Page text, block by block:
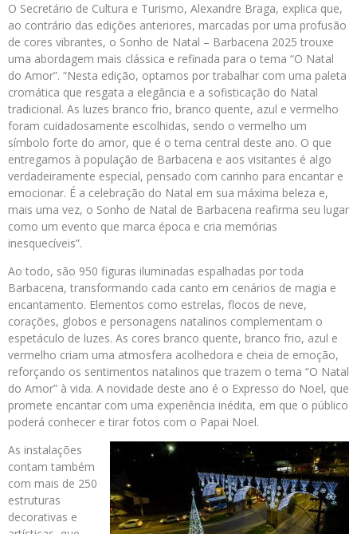
O Secretário de Cultura e Turismo, Alexandre Braga, explica que,
ao contrário das edições anteriores, marcadas por uma profusão
de cores vibrantes, o Sonho de Natal – Barbacena 2025 trouxe
uma abordagem mais clássica e refinada para o tema “O Natal
do Amor”. “Nesta edição, optamos por trabalhar com uma paleta
cromática que resgata a elegância e a sofisticação do Natal
tradicional. As luzes branco frio, branco quente, azul e vermelho
foram cuidadosamente escolhidas, sendo o vermelho um
símbolo forte do amor, que é o tema central deste ano. O que
entregamos à população de Barbacena e aos visitantes é algo
verdadeiramente especial, pensado com carinho para encantar e
emocionar. É a celebração do Natal em sua máxima beleza e,
mais uma vez, o Sonho de Natal de Barbacena reafirma seu lugar
como um evento que marca época e cria memórias
inesquecíveis”.
Ao todo, são 950 figuras iluminadas espalhadas por toda
Barbacena, transformando cada canto em cenários de magia e
encantamento. Elementos como estrelas, flocos de neve,
corações, globos e personagens natalinos complementam o
espetáculo de luzes. As cores branco quente, branco frio, azul e
vermelho criam uma atmosfera acolhedora e cheia de emoção,
reforçando os sentimentos natalinos que trazem o tema “O Natal
do Amor” à vida. A novidade deste ano é o Expresso do Noel, que
promete encantar com uma experiência inédita, em que o público
poderá conhecer e tirar fotos com o Papai Noel.
As instalações
contam também
com mais de 250
estruturas
decorativas e